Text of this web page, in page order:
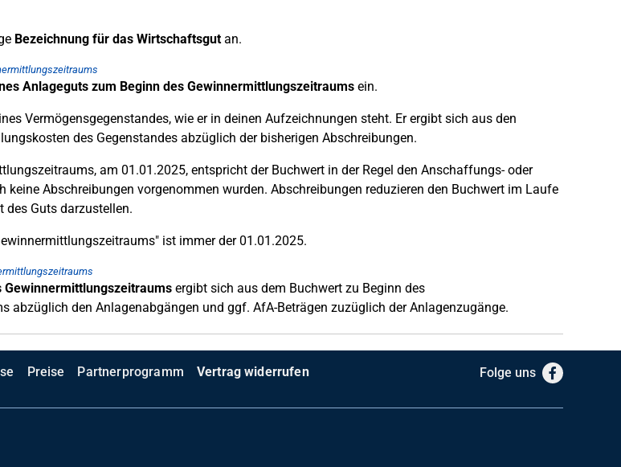
Bezeichnung für das Wirtschaftsgutan.
Anlageguts zum Beginn des Gewinnermittlungszeitraumsein.
Vermögensgegenstandes, wie er in deinen Aufzeichnungen steht. Er ergibt sich aus den
des Gegenstandes abzüglich der bisherigen Abschreibungen.
am 01.01.2025, entspricht der Buchwert in der Regel den Anschaffungs- oder
keine Abschreibungen vorgenommen wurden. Abschreibungen reduzieren den Buchwert im Laufe
des Guts darzustellen.
ist immer der 01.01.2025.
Gewinnermittlungszeitraumsergibt sich aus dem Buchwert zu Beginn des
abzüglich den Anlagenabgängen und ggf. AfA-Beträgen zuzüglich der Anlagenzugänge.
Preise Partnerprogramm Vertrag widerrufen Folge uns Facebook